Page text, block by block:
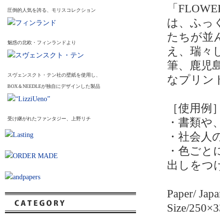
圧倒的人気を誇る、モリスコレクション
魅惑の北欧・フィンランドより
スヴェンスクト・テン社の壁紙を使用し、
BOX＆NEEDLEが独自にデザインした製品
受け継がれたファンタジー、上野リチ
「
は、ふっ
たちが並
え、瑞々
筆、鹿児
なプリン
［使用例
・書類や
・社会
・色ご
出しをつ
Paper/
Size/